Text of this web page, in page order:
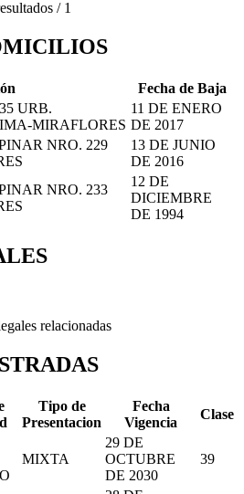
/ 1
Fecha de Baja
URB.
MIRAFLORES
11 DE ENERO
DE 2017
NRO. 229
13 DE JUNIO
DE 2016
NRO. 233
12 DE
DICIEMBRE
DE 1994
relacionadas
Tipo de
Presentacion
Fecha
Vigencia
Clase
MIXTA
29 DE
OCTUBRE
DE 2030
39